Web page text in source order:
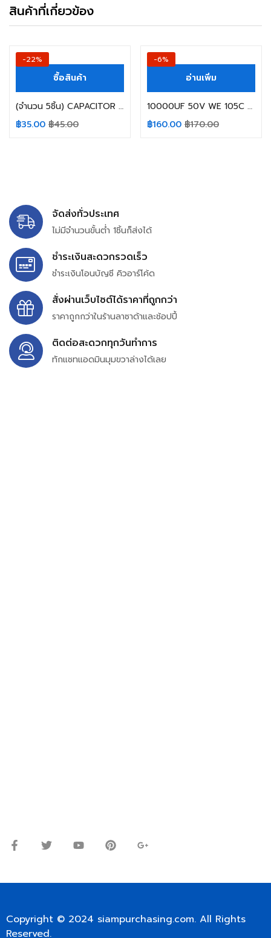
สินค้าที่เกี่ยวข้อง
-22%
ซื้อสินค้า
(จำนวน 5ชิ้น) CAPACITOR คาปาซิเตอร์ PS1H471MNN1220 470UF 50V 105C ELITE SIZE 12X20MM. ขาตรง สีดำ (สินค้าในไทย ส่งเร็วทันใจ)
฿35.00 ฿45.00
-6%
อ่านเพิ่ม
10000UF 50V WE 105C SIZE 25X53MM. ขายาว สีแดง Capacitor (สินค้าในไทย ส่งเร็วทันใจ)
฿160.00 ฿170.00
จัดส่งทั่วประเทศ
ไม่มีจำนวนขั้นต่ำ 1ชิ้นก็ส่งได้
ชำระเงินสะดวกรวดเร็ว
ชำระเงินโอนบัญชี คิวอาร์โค้ด
สั่งผ่านเว็บไซต์ได้ราคาที่ถูกกว่า
ราคาถูกกว่าในร้านลาซาด้าและช้อปปี้
ติดต่อสะดวกทุกวันทำการ
ทักแชทแอดมินมุมขวาล่างได้เลย
Copyright © 2024 siampurchasing.com. All Rights
Reserved.